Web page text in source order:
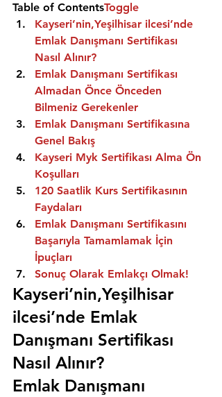
Table of ContentsToggle
Kayseri’nin,Yeşilhisar ilcesi’nde
Emlak Danışmanı Sertifikası
Nasıl Alınır?
Emlak Danışmanı Sertifikası
Almadan Önce Önceden
Bilmeniz Gerekenler
Emlak Danışmanı Sertifikasına
Genel Bakış
Kayseri Myk Sertifikası Alma Ön
Koşulları
120 Saatlik Kurs Sertifikasının
Faydaları
Emlak Danışmanı Sertifikasını
Başarıyla Tamamlamak İçin
İpuçları
Sonuç Olarak Emlakçı Olmak!
Kayseri’nin,Yeşilhisar
ilcesi’nde Emlak
Danışmanı Sertifikası
Nasıl Alınır?
Emlak Danışmanı